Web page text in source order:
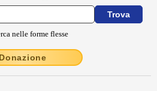
nelle forme flesse
Donazione